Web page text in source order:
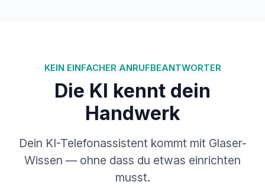
KEIN EINFACHER ANRUFBEANTWORTER
Die KI kennt dein
Handwerk
Dein KI-Telefonassistent kommt mit Glaser-
Wissen — ohne dass du etwas einrichten
musst.